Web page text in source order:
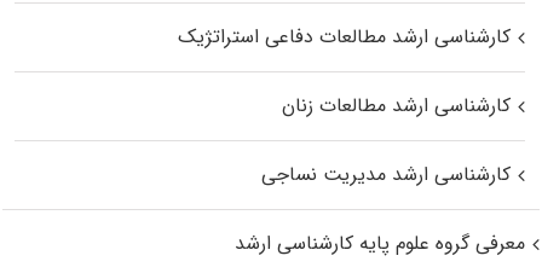
کارشناسی ارشد مطالعات دفاعی استراتژیک
کارشناسی ارشد مطالعات زنان
کارشناسی ارشد مدیریت نساجی
معرفی گروه علوم پایه کارشناسی ارشد